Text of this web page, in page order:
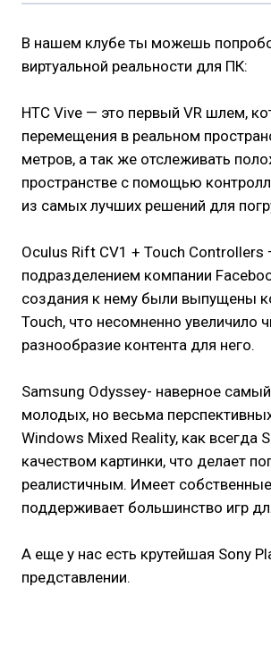
В нашем клубе ты можешь
виртуальной реальности для ПК:
HTC Vive — это первый VR шлем,
перемещения в реальном
метров, а так же отслеживать
пространстве с помощью
из самых лучших решений для
Oculus Rift CV1 + Touch
подразделением компании
создания к нему были выпущены
Touch, что несомненно увеличило
разнообразие контента для него.
Samsung Odyssey- наверное
молодых, но весьма
Windows Mixed Reality, как
качеством картинки, что делает
реалистичным. Имеет
поддерживает большинство игр
А еще у нас есть крутейшая Sony
представлении.